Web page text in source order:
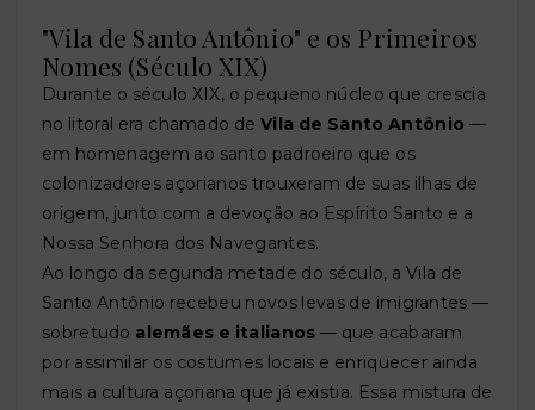
"Vila de Santo Antônio" e os Primeiros
Nomes (Século XIX)
Durante o século XIX, o pequeno núcleo que crescia
no litoral era chamado deVila de Santo Antônio —
em homenagem ao santo padroeiro que os
colonizadores açorianos trouxeram de suas ilhas de
origem, junto com a devoção ao Espírito Santo e a
Nossa Senhora dos Navegantes.
Ao longo da segunda metade do século, a Vila de
Santo Antônio recebeu novos levas de imigrantes —
sobretudo alemães e italianos — que acabaram
por assimilar os costumes locais e enriquecer ainda
mais a cultura açoriana que já existia. Essa mistura de